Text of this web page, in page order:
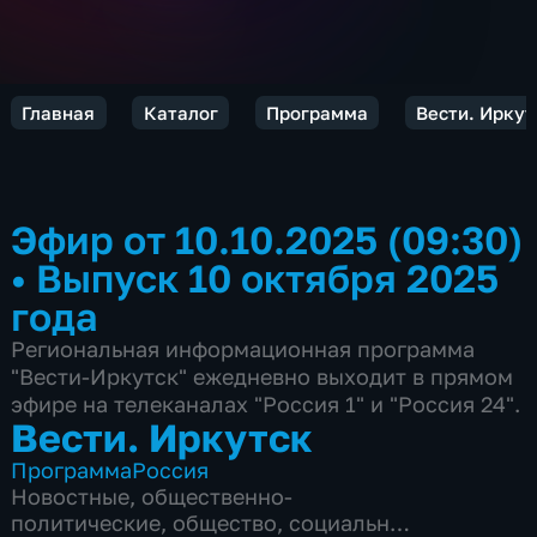
Главная Каталог Программа Вести.
Эфир от 10.10.2025 (09:30)
• Выпуск 10 октября 2025
года
Региональная информационная программа
"Вести-Иркутск" ежедневно выходит в прямом
эфире на телеканалах "Россия 1" и "Россия 24".
Вести. Иркутск
ПрограммаРоссия
Новостные, общественно-
политические, общество, социально-